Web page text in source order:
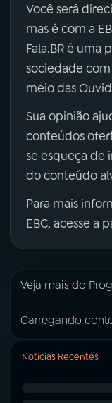
Você será
mas é com a
Fala.BR é uma
sociedade
meio das
Sua opinião
conteúdos
se esqueça de
do conteúdo
Para mais
EBC, acesse a
Veja mais do
Carregando
Notícias Recentes